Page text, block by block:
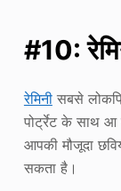
#10:
रेमिनीसबसे
पोर्ट्रेट के साथ
आपकी मौजूदा
सकता है।